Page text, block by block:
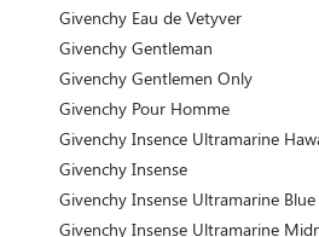
Givenchy Eau de Vetyver
Givenchy Gentleman
Givenchy Gentlemen Only
Givenchy Pour Homme
Givenchy Insence Ultramarine
Givenchy Insense
Givenchy Insense Ultramarine Blue
Givenchy Insense Ultramarine